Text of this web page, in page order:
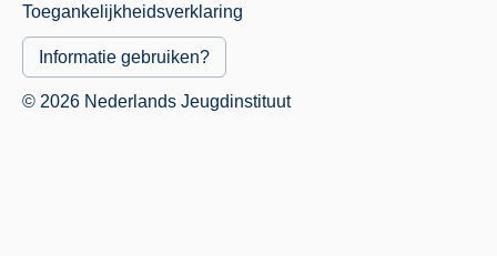
Toegankelijkheidsverklaring
Informatie gebruiken?
© 2026 Nederlands Jeugdinstituut